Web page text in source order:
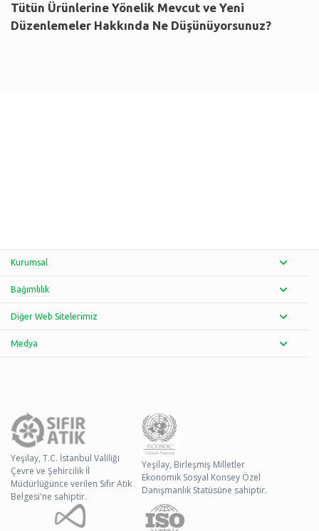
Tütün Ürünlerine Yönelik Mevcut ve Yeni
Düzenlemeler Hakkında Ne Düşünüyorsunuz?
Kurumsal
Bağımlılık
Diğer Web Sitelerimiz
Medya
Yeşilay, T.C. İstanbul Valiliği
Çevre ve Şehircilik İl
Müdürlüğünce verilen Sıfır Atık
Belgesi'ne sahiptir.
Yeşilay, Birleşmiş Milletler
Ekonomik Sosyal Konsey Özel
Danışmanlık Statüsüne sahiptir.